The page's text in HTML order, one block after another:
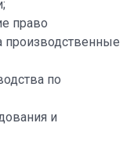
право
производственные
по
и